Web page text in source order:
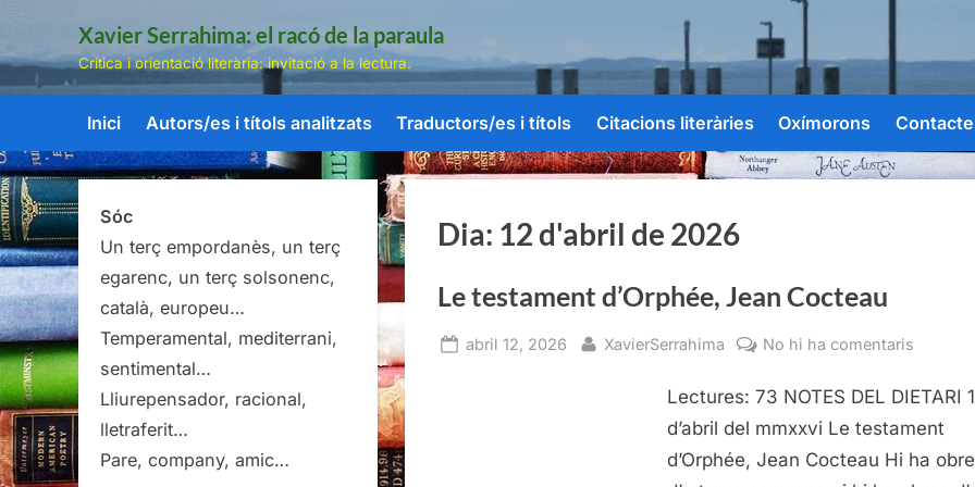
Skip
content
Xavier Serrahima: el racó de la paraula
Crítica i orientació literària: invitació a la lectura.
Inici Autors/es i títols analitzats Traductors/es i títols Citacions literàries Oxímorons Contacte
Dia: 12 d'abril de 2026
Le testament d’Orphée, Jean Cocteau
Posted
abril 12, 2026 By
XavierSerrahima No hi ha comentaris
d’Orphée,
Jean
Lectures: 73 NOTES DEL DIETARI
d’abril del mmxxvi Le testament
d’Orphée, Jean Cocteau Hi ha
Sóc
Un terç empordanès, un terç
egarenc, un terç solsonenc,
català, europeu…
Temperamental, mediterrani,
sentimental…
Lliurepensador, racional,
lletraferit…
Pare, company, amic…